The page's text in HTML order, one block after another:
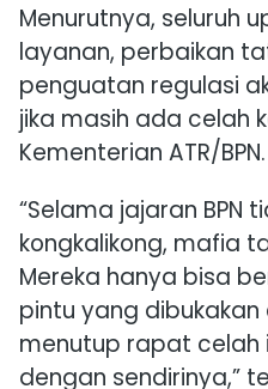
Menurutnya, seluruh
layanan, perbaikan
penguatan regulasi
jika masih ada celah
Kementerian ATR/BPN.
“Selama jajaran BPN
kongkalikong, mafia
Mereka hanya bisa
pintu yang
menutup rapat celah
dengan sendirinya,”